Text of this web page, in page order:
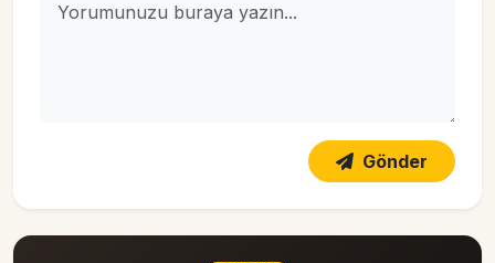
Gönder